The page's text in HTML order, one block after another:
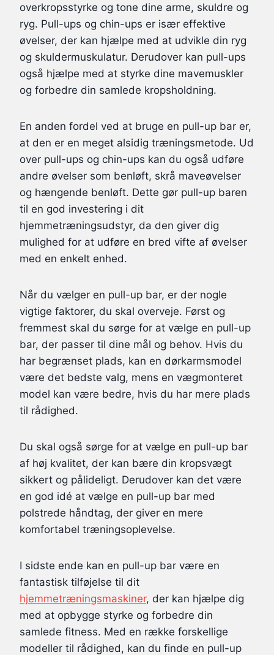
overkropsstyrke og tone dine arme, skuldre og
ryg. Pull-ups og chin-ups er især effektive
øvelser, der kan hjælpe med at udvikle din ryg
og skuldermuskulatur. Derudover kan pull-ups
også hjælpe med at styrke dine mavemuskler
og forbedre din samlede kropsholdning.
En anden fordel ved at bruge en pull-up bar er,
at den er en meget alsidig træningsmetode. Ud
over pull-ups og chin-ups kan du også udføre
andre øvelser som benløft, skrå maveøvelser
og hængende benløft. Dette gør pull-up baren
til en god investering i dit
hjemmetræningsudstyr, da den giver dig
mulighed for at udføre en bred vifte af øvelser
med en enkelt enhed.
Når du vælger en pull-up bar, er der nogle
vigtige faktorer, du skal overveje. Først og
fremmest skal du sørge for at vælge en pull-up
bar, der passer til dine mål og behov. Hvis du
har begrænset plads, kan en dørkarmsmodel
være det bedste valg, mens en vægmonteret
model kan være bedre, hvis du har mere plads
til rådighed.
Du skal også sørge for at vælge en pull-up bar
af høj kvalitet, der kan bære din kropsvægt
sikkert og pålideligt. Derudover kan det være
en god idé at vælge en pull-up bar med
polstrede håndtag, der giver en mere
komfortabel træningsoplevelse.
I sidste ende kan en pull-up bar være en
fantastisk tilføjelse til dit
hjemmetræningsmaskiner, der kan hjælpe dig
med at opbygge styrke og forbedre din
samlede fitness. Med en række forskellige
modeller til rådighed, kan du finde en pull-up